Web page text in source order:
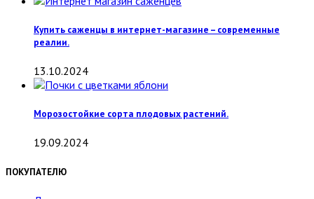
Купить саженцы в интернет-магазине – современные
реалии.
13.10.2024
Морозостойкие сорта плодовых растений.
19.09.2024
ПОКУПАТЕЛЮ